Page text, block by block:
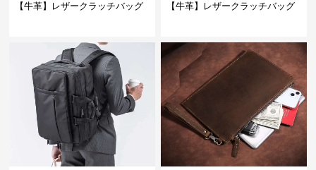
【牛革】レザークラッチバッグ 【牛革】レザークラッチバッグ